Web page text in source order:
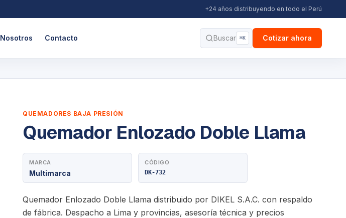
+24 años distribuyendo en todo el Perú
Nosotros Contacto Buscar ⌘K Cotizar ahora
QUEMADORES BAJA PRESIÓN
Quemador Enlozado Doble Llama
MARCA
Multimarca
CÓDIGO
DK-732
Quemador Enlozado Doble Llama distribuido por DIKEL S.A.C. con respaldo
de fábrica. Despacho a Lima y provincias, asesoría técnica y precios